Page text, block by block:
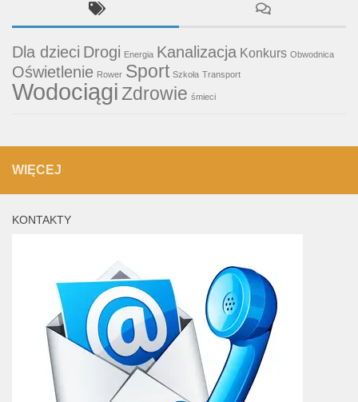
Dla dzieci Drogi Energia Kanalizacja Konkurs Obwodnica
Oświetlenie Rower Sport Szkoła Transport
WodociągiZdrowie śmieci
WIĘCEJ
KONTAKTY